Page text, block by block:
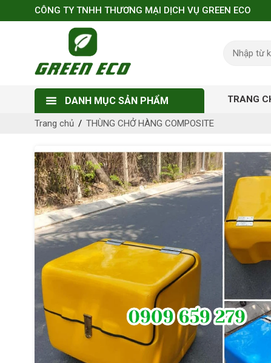
CÔNG TY TNHH THƯƠNG MẠI DỊCH VỤ GREEN ECO
DANH MỤC SẢN PHẨM TRANG
Trang chủ THÙNG CHỞ HÀNG COMPOSITE